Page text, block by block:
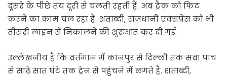
दूसरे के पीछे तय दूरी से चलती रहती हैं. अब ट्रैक को फिट
करने का काम चल रहा है. शताब्दी, राजधानी एक्सप्रेस को भी
तीसरी लाइन से निकालने की शुरुआत कर दी गई.
उल्लेखनीय है कि वर्तमान में कानपुर से दिल्ली तक सवा पांच
से साढ़े सात घंटे तक ट्रेन से पहुंचने में लगते हैं. शताब्दी,